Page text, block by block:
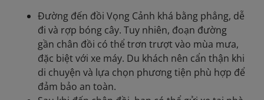
Đường đến đồi Vọng Cảnh khá bằng phẳng, dễ
đi và rợp bóng cây. Tuy nhiên, đoạn đường
gần chân đồi có thể trơn trượt vào mùa mưa,
đặc biệt với xe máy. Du khách nên cẩn thận khi
di chuyện và lựa chọn phương tiện phù hợp để
đảm bảo an toàn.